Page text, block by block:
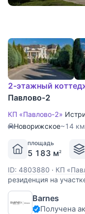
2-этажный
Павлово-2
КП «Павлово-2»
Новорижское~14
площадь
5 183 м2
ID: 4803880 · КП
резиденция на
2всего в 14 км от
м², а жилых и
183 м². Эта
Barnes
Получена